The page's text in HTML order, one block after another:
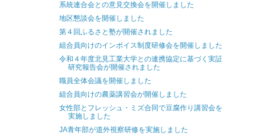
系統連合会との意見交換会を開催しました
地区懇談会を開催しました
第４回ふるさと塾が開催されました
組合員向けのインボイス制度研修会を開催しました
令和４年度北見工業大学との連携協定に基づく実証
研究報告会が開催されました
職員全体会議を開催しました
組合員向けの農薬講習会が開催しました
女性部とフレッシュ・ミズ合同で豆腐作り講習会を
実施しました
JA青年部が道外視察研修を実施しました